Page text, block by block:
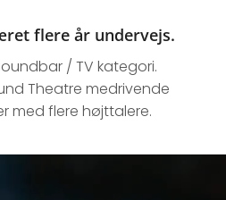
flere år undervejs.
/ TV kategori.
Theatre medrivende
med flere højttalere.